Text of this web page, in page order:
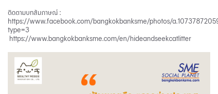
ติดตามบทสัมภาษณ์ :
https://www.facebook.com/bangkokbanksme/photos/
type=3
https://www.bangkokbanksme.com/en/hideandseekcatlitter